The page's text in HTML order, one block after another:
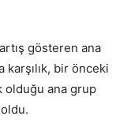
gösteren ana
bir önceki
olduğu ana grup